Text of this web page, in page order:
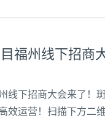
线下招商大会来了！
效运营！扫描下方二